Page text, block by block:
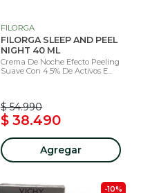
FILORGA
FILORGA SLEEP AND PEEL
NIGHT 40 ML
Crema De Noche Efecto Peeling
Suave Con 4.5% De Activos E...
$ 54.990
$ 38.490
Agregar
-10%